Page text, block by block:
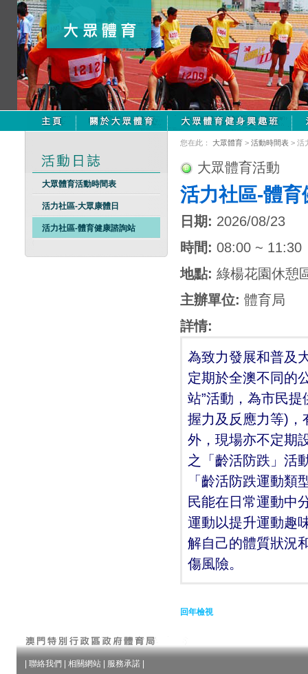
大眾體育活動時間表
活力社區-大眾康體日
活力社區-體育健康諮詢站
您在此： 大眾體育 > 活動時間表 > 活
大眾體育活動
活力社區-體育
日期: 2026/08/23
時間: 08:00 ~ 11:30
地點: 綠楊花園休憩
主辦單位: 體育局
詳情:
為致力發展和普及
定期於全澳不同的
站”活動，為市民
握力及反應力等)，
外，現場亦不定期
之「齡活防跌」活
「齡活防跌運動
民能在日常運動中
運動以提升運動趣
解自己的體質狀況
傷風險。
回年檢視
聯絡我們 相關網站 服務承諾